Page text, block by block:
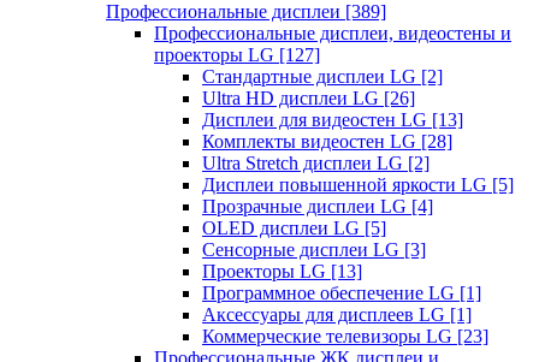
Профессиональные дисплеи [389]
Профессиональные дисплеи, видеостены и
проекторы LG [127]
Стандартные дисплеи LG [2]
Ultra HD дисплеи LG [26]
Дисплеи для видеостен LG [13]
Комплекты видеостен LG [28]
Ultra Stretch дисплеи LG [2]
Дисплеи повышенной яркости LG [5]
Прозрачные дисплеи LG [4]
OLED дисплеи LG [5]
Сенсорные дисплеи LG [3]
Проекторы LG [13]
Программное обеспечение LG [1]
Аксессуары для дисплеев LG [1]
Коммерческие телевизоры LG [23]
Профессиональные ЖК дисплеи и